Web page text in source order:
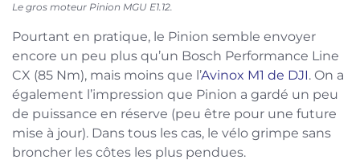
Le gros moteur Pinion MGU E1.12.
Pourtant en pratique, le Pinion semble envoyer
encore un peu plus qu’un Bosch Performance Line
CX (85 Nm), mais moins que l’Avinox M1 de DJI. On a
également l’impression que Pinion a gardé un peu
de puissance en réserve (peu être pour une future
mise à jour). Dans tous les cas, le vélo grimpe sans
broncher les côtes les plus pendues.